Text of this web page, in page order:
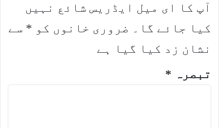
آپ کا ای میل ایڈریس شائع نہیں
کیا جائے گا۔
ضروری خانوں کو * سے
نشان زد کیا گیا ہے
تبصرہ *